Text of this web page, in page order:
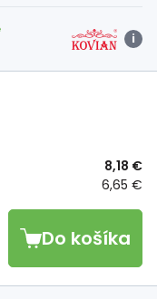
i
6,65 €
8,18 €
Do košíka